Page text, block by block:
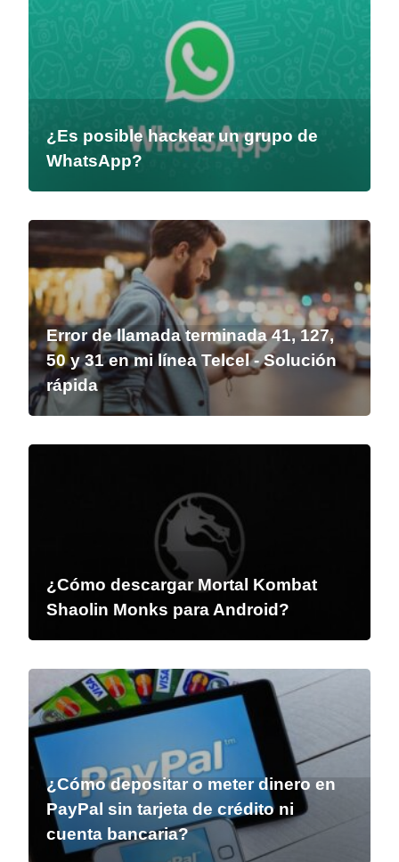
¿Es posible hackear un grupo de
WhatsApp?
Error de llamada terminada 41, 127,
50 y 31 en mi línea Telcel - Solución
rápida
¿Cómo descargar Mortal Kombat
Shaolin Monks para Android?
¿Cómo depositar o meter dinero en
PayPal sin tarjeta de crédito ni
cuenta bancaria?